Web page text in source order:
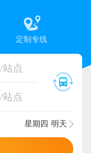
定制专线
点
点
星期四 明天